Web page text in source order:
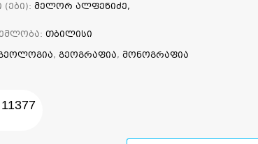
მელორ ალფენიძე,
თბილისი
, გეოგრაფია, მონოგრაფია
11377